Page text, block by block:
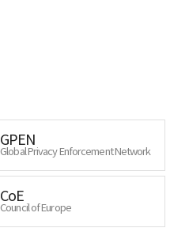
GPEN
Global Privacy Enforcement Network
CoE
Council of Europe